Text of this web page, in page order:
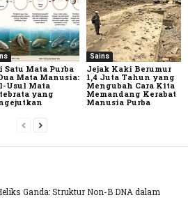
Satu Mata Purba
Mata Manusia:
Usul Mata
yang
Sains
Jejak Kaki Berumur
1,4 Juta Tahun yang
Mengubah Cara Kita
Memandang Kerabat
Manusia Purba
Ganda: Struktur Non-B DNA dalam